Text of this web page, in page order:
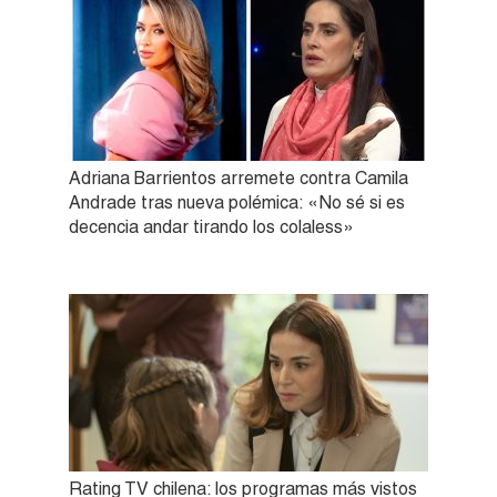
Adriana Barrientos arremete contra Camila
Andrade tras nueva polémica: «No sé si es
decencia andar tirando los colaless»
Rating TV chilena: los programas más vistos